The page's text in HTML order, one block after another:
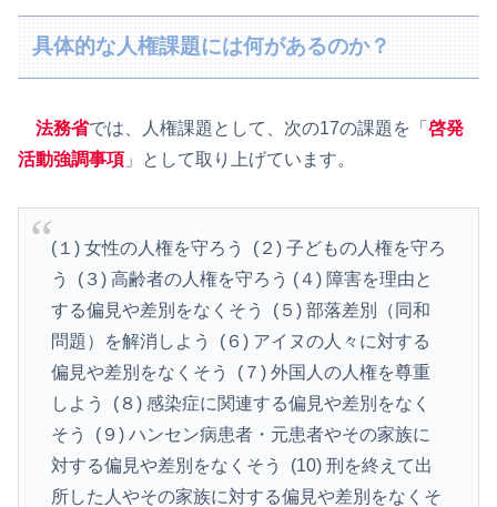
具体的な人権課題には何があるのか？
法務省では、人権課題として、次の17の課題を「 啓発
活動強調事項 」として取り上げています。
(１) 女性の人権を守ろう (２) 子どもの人権を守ろ
う (３) 高齢者の人権を守ろう (４) 障害を理由と
する偏見や差別をなくそう (５) 部落差別（同和
問題）を解消しよう (６) アイヌの人々に対する
偏見や差別をなくそう (７) 外国人の人権を尊重
しよう (８) 感染症に関連する偏見や差別をなく
そう (９) ハンセン病患者・元患者やその家族に
対する偏見や差別をなくそう (10) 刑を終えて出
所した人やその家族に対する偏見や差別をなくそ